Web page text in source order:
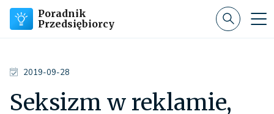
Poradnik
Przedsiębiorcy
2019-09-28
Seksizm w reklamie,